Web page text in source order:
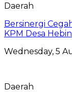
Daerah
Bersinergi
KPM Desa
Wednesday, 5
Daerah